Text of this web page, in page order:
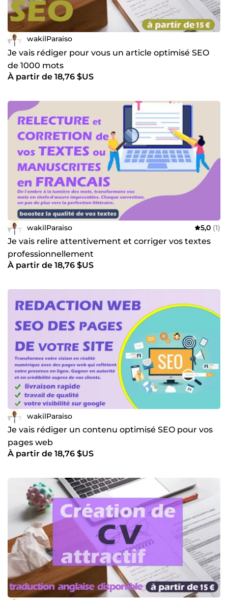
wakilParaiso
Je vais rédiger pour vous un article optimisé SEO
de 1000 mots
À partir de 18,76 $US
wakilParaiso 5,0 (1)
Je vais relire attentivement et corriger vos textes
professionnellement
À partir de 18,76 $US
wakilParaiso
Je vais rédiger un contenu optimisé SEO pour vos
pages web
À partir de 18,76 $US